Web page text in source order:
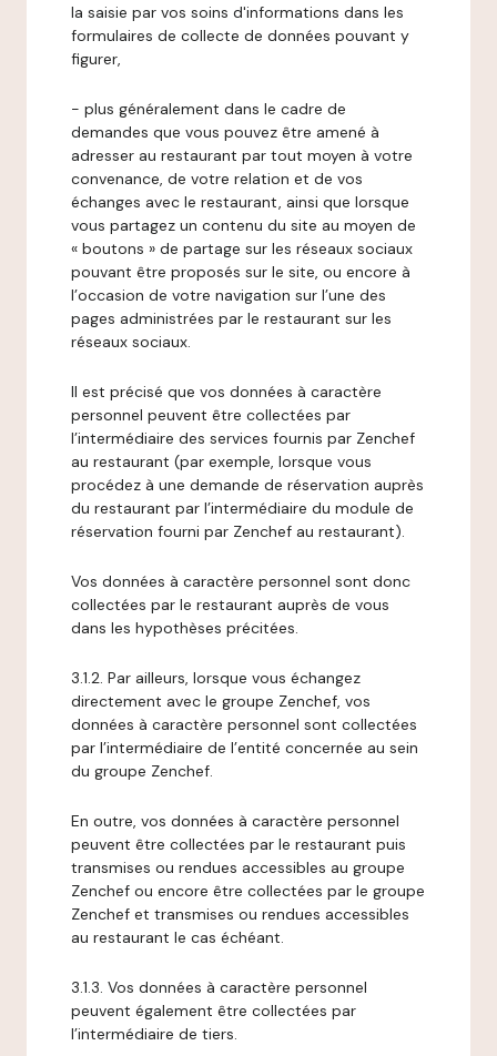
la saisie par vos soins d'informations dans les
formulaires de collecte de données pouvant y
figurer,
- plus généralement dans le cadre de
demandes que vous pouvez être amené à
adresser au restaurant par tout moyen à votre
convenance, de votre relation et de vos
échanges avec le restaurant, ainsi que lorsque
vous partagez un contenu du site au moyen de
« boutons » de partage sur les réseaux sociaux
pouvant être proposés sur le site, ou encore à
l’occasion de votre navigation sur l’une des
pages administrées par le restaurant sur les
réseaux sociaux.
Il est précisé que vos données à caractère
personnel peuvent être collectées par
l’intermédiaire des services fournis par Zenchef
au restaurant (par exemple, lorsque vous
procédez à une demande de réservation auprès
du restaurant par l’intermédiaire du module de
réservation fourni par Zenchef au restaurant).
Vos données à caractère personnel sont donc
collectées par le restaurant auprès de vous
dans les hypothèses précitées.
3.1.2. Par ailleurs, lorsque vous échangez
directement avec le groupe Zenchef, vos
données à caractère personnel sont collectées
par l’intermédiaire de l’entité concernée au sein
du groupe Zenchef.
En outre, vos données à caractère personnel
peuvent être collectées par le restaurant puis
transmises ou rendues accessibles au groupe
Zenchef ou encore être collectées par le groupe
Zenchef et transmises ou rendues accessibles
au restaurant le cas échéant.
3.1.3. Vos données à caractère personnel
peuvent également être collectées par
l’intermédiaire de tiers.